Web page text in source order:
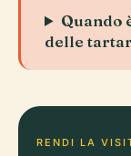
Quando
delle
RENDI LA